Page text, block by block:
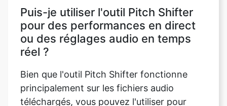
réel ?
Bien que l'outil Pitch Shifter fonctionne
principalement sur les fichiers audio
téléchargés, vous pouvez l'utiliser pour
prétraiter l'audio pour les performances en
direct. Cependant, les réglages en temps
réel lors d'une performance en direct